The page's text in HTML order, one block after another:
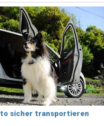
sicher transportieren